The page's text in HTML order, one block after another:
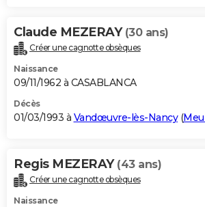
Claude MEZERAY (30 ans)
Créer une cagnotte obsèques
Naissance
09/11/1962 à CASABLANCA
Décès
01/03/1993 à Vandœuvre-lès-Nancy(
Regis MEZERAY (43 ans)
Créer une cagnotte obsèques
Naissance